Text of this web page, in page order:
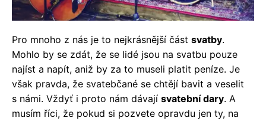
Pro mnoho z nás je to nejkrásnější část svatby.
Mohlo by se zdát, že se lidé jsou na svatbu pouze
najíst a napít, aniž by za to museli platit peníze. Je
však pravda, že svatebčané se chtějí bavit a veselit
s námi. Vždyť i proto nám dávají svatební dary. A
musím říci, že pokud si pozvete opravdu jen ty, na